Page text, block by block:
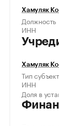
Хамуляк
Должность
ИНН
Хамуляк
Тип
ИНН
Доля в